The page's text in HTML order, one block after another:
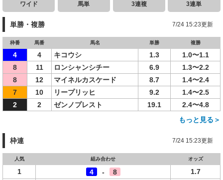
ワイド 馬単 3連複 3連単
単勝・複勝 7/24 15:23更新
枠番 馬番 馬名 単勝 複勝
4 4 キコウシ 1.3
1.0〜1.1
8
11 ロンシャンシチー 6.9
1.3〜2.2
8
12 マイネルカスケード 8.7
1.4〜2.4
7
10 リープリッヒ 9.2
1.4〜2.5
2
2 ゼンノプレスト 19.1
2.4〜4.8
もっと見る＞
枠連 7/24 15:23更新
人気 組み合わせ オッズ
1 4 - 8
1.7